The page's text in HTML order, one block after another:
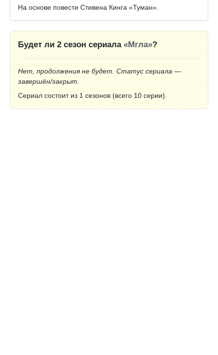
На основе повести Стивена Кинга «Туман».
Будет ли 2 сезон сериала «Мгла»?
Нет, продолжения не будет. Статус сериала —
завершён/закрыт.
Сериал состоит из 1 сезонов (всего 10 серии).